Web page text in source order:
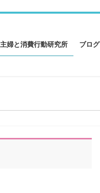
主婦と消費行動研究所 ブログ